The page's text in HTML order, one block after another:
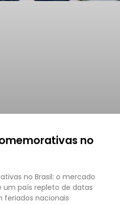
no
no Brasil: o mercado
país repleto de datas
feriados nacionais